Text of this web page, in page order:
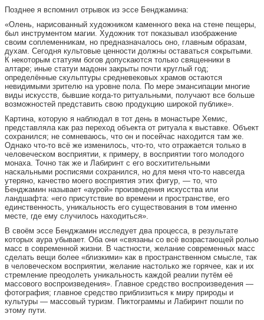
Позднее я вспомнил отрывок из эссе Бенджамина:
«Олень, нарисованный художником каменного века на стене пещеры,
был инструментом магии. Художник тот показывал изображение
своим соплеменникам, но предназначалось оно, главным образам,
духам. Сегодня культовые ценности должны оставаться сокрытыми.
К некоторым статуям богов допускаются только священники в
алтаре; иные статуи мадонн закрыты почти круглый год;
определённые скульптуры средневековых храмов остаются
невидимыми зрителю на уровне пола. По мере эмансипации многие
виды искусств, бывшие когда-то ритуальными, получают все больше
возможностей представить свою продукцию широкой публике».
Картина, которую я наблюдал в тот день в монастыре Хемис,
представляла как раз переход объекта от ритуала к выставке. Объект
сохранился; не сомневаюсь, что он и посейчас находится там же.
Однако что-то всё же изменилось, что-то, что отражается только в
человеческом восприятии, к примеру, в восприятии того молодого
монаха. Точно так же и Лабиринт с его восхитительными
наскальными росписями сохранился, но для меня что-то навсегда
утеряно, качество моего восприятия этих фигур, — то, что
Бенджамин называет «аурой» произведения искусства или
ландшафта: «его присутствие во времени и пространстве, его
единственность, уникальность его существования в том именно
месте, где ему случилось находиться».
В своём эссе Бенджамин исследует два процесса, в результате
которых аура убывает. Оба они «связаны со всё возрастающей ролью
масс в современной жизни. В частности, желание современных масс
сделать вещи более «близкими» как в пространственном смысле, так
в человеческом восприятии, желание настолько же горячее, как и их
стремление преодолеть уникальность каждой реалии путём её
массового воспроизведения». Главное средство воспроизведения —
фотография; главное средство приблизиться к миру природы и
культуры — массовый туризм. Пиктограммы и Лабиринт пошли по
этому пути.